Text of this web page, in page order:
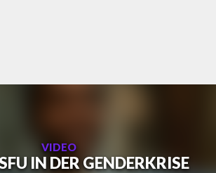
VIDEO
IN DER GENDERKRISE